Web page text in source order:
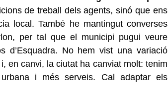
de treball dels agents, sinó que ens
local. També he mantingut converses
per tal que el municipi pugui veure
d’Esquadra. No hem vist una variació
en canvi, la ciutat ha canviat molt: tenim
i més serveis. Cal adaptar els